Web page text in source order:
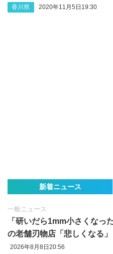
香川県 2020年11月5日19:30
新着ニュース
一般ニュース
「研いだら1mm小さくなっ
の老舗刃物店「悲しくなる」
2026年8月8日20:56